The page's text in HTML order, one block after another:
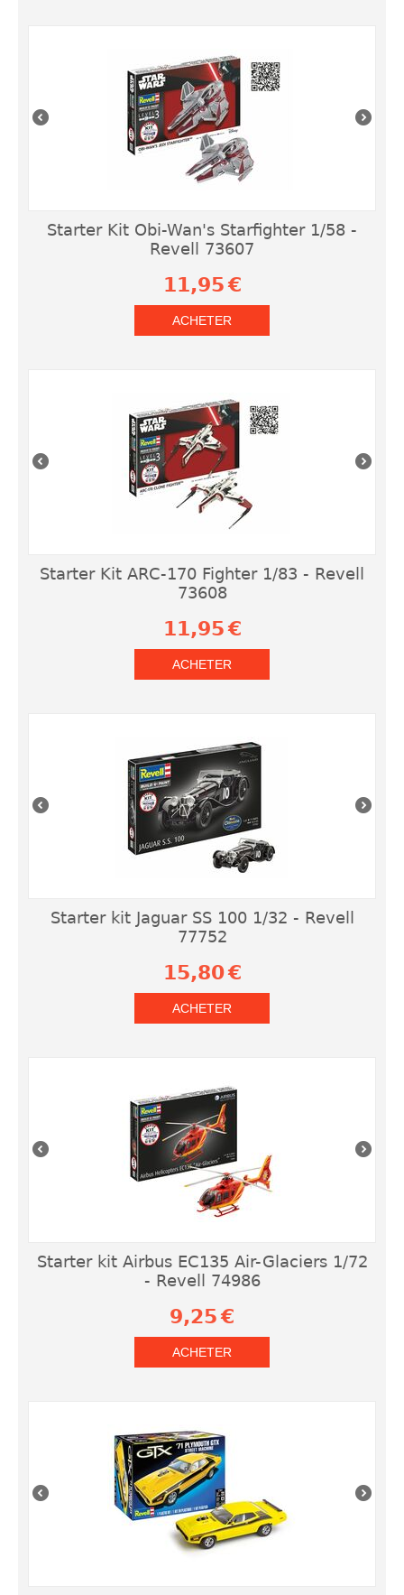
Starter Kit Obi-Wan's Starfighter 1/58 -
Revell 73607
11,95€
ACHETER
Starter Kit ARC-170 Fighter 1/83 - Revell
73608
11,95€
ACHETER
Starter kit Jaguar SS 100 1/32 - Revell
77752
15,80€
ACHETER
Starter kit Airbus EC135 Air-Glaciers 1/72
- Revell 74986
9,25 €
ACHETER